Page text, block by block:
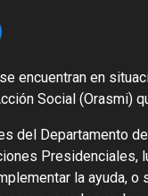
encuentran en
Social (Orasmi)
del Departamento
la ayuda,